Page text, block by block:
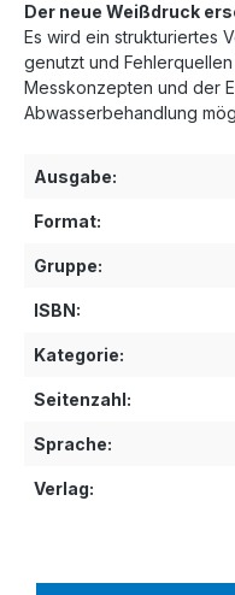
Der neue Weißdruck
Es wird ein strukturiertes
genutzt und
Messkonzepten und der
Abwasserbehandlung
Ausgabe:
Format:
Gruppe:
ISBN:
Kategorie:
Seitenzahl:
Sprache:
Verlag: